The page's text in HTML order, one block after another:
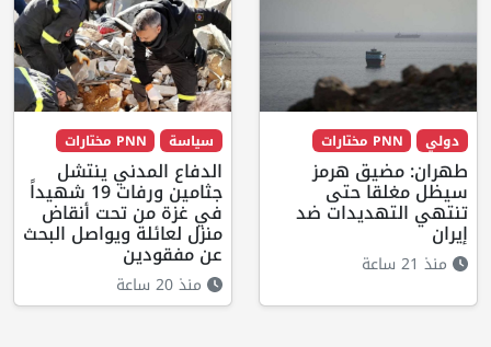
دولي PNN مختارات
طهران: مضيق هرمز
سيظل مغلقا حتى
تنتهي التهديدات ضد
إيران
منذ 21 ساعة
سياسة PNN مختارات
الدفاع المدني ينتشل
جثامين ورفات 19 شهيداً
في غزة من تحت أنقاض
منزل لعائلة ويواصل البحث
عن مفقودين
منذ 20 ساعة